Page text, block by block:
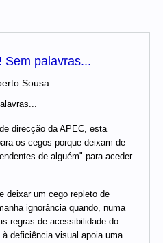
Sem palavras...
Sousa
direcção da APEC, esta
os cegos porque deixam de
de alguém" para aceder
deixar um cego repleto de
ignorância quando, numa
regras de acessibilidade do
deficiência visual apoia uma